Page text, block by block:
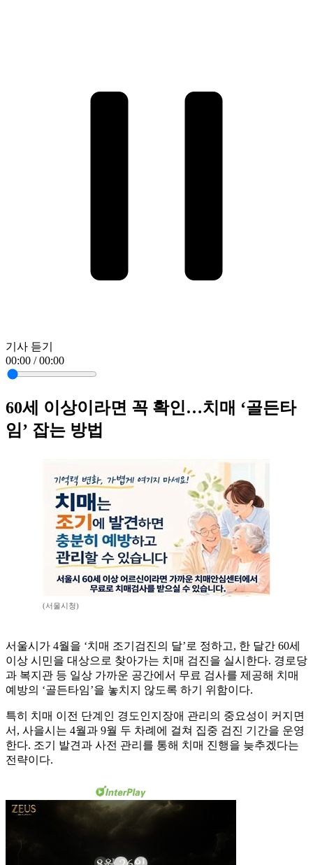
기사 듣기
00:00 / 00:00
60세 이상이라면 꼭 확인…치매 ‘골든타
임’ 잡는 방법
(서울시청)
서울시가 4월을 ‘치매 조기검진의 달’로 정하고, 한 달간 60세
이상 시민을 대상으로 찾아가는 치매 검진을 실시한다. 경로당
과 복지관 등 일상 가까운 공간에서 무료 검사를 제공해 치매
예방의 ‘골든타임’을 놓치지 않도록 하기 위함이다.
특히 치매 이전 단계인 경도인지장애 관리의 중요성이 커지면
서, 사을시는 4월과 9월 두 차례에 걸쳐 집중 검진 기간을 운영
한다. 조기 발견과 사전 관리를 통해 치매 진행을 늦추겠다는
전략이다.